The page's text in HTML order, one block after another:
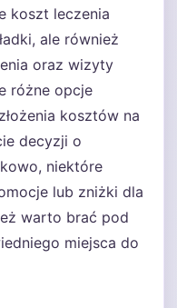
koszt leczenia
ale również
oraz wizyty
różne opcje
kosztów na
decyzji o
niektóre
lub zniżki dla
warto brać pod
miejsca do